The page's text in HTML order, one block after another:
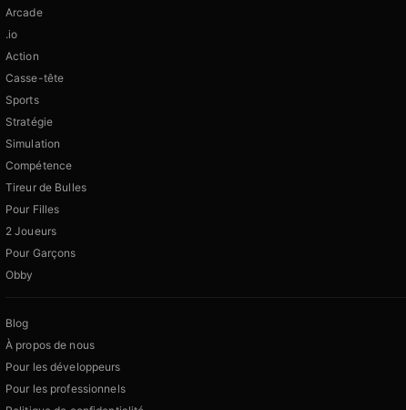
Arcade
.io
Action
Casse-tête
Sports
Stratégie
Simulation
Compétence
Tireur de Bulles
Pour Filles
2 Joueurs
Pour Garçons
Obby
Blog
À propos de nous
Pour les développeurs
Pour les professionnels